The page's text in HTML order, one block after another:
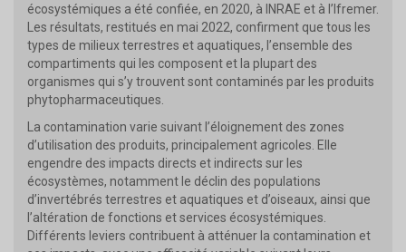
écosystémiques a été confiée, en 2020, à INRAE et à l’Ifremer.
Les résultats, restitués en mai 2022, confirment que tous les
types de milieux terrestres et aquatiques, l’ensemble des
compartiments qui les composent et la plupart des
organismes qui s’y trouvent sont contaminés par les produits
phytopharmaceutiques.
La contamination varie suivant l’éloignement des zones
d’utilisation des produits, principalement agricoles. Elle
engendre des impacts directs et indirects sur les
écosystèmes, notamment le déclin des populations
d’invertébrés terrestres et aquatiques et d’oiseaux, ainsi que
l’altération de fonctions et services écosystémiques.
Différents leviers contribuent à atténuer la contamination et